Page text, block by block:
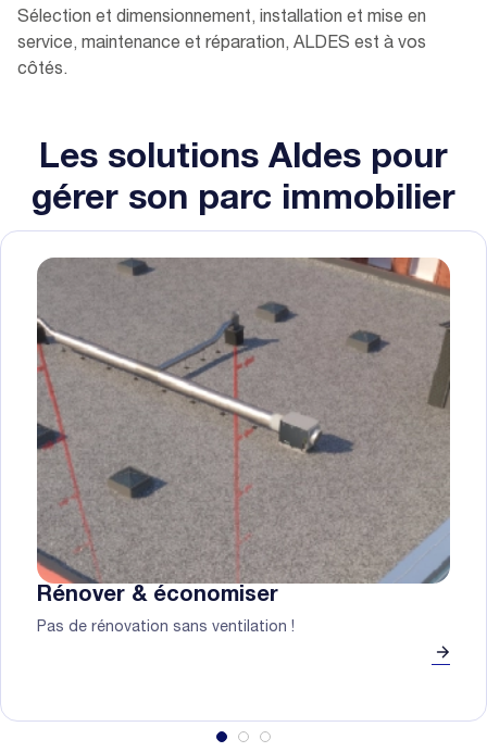
Sélection et dimensionnement, installation et mise en
service, maintenance et réparation, ALDES est à vos
côtés.
Les solutions Aldes pour
gérer son parc immobilier
Rénover & économiser
Pas de rénovation sans ventilation !